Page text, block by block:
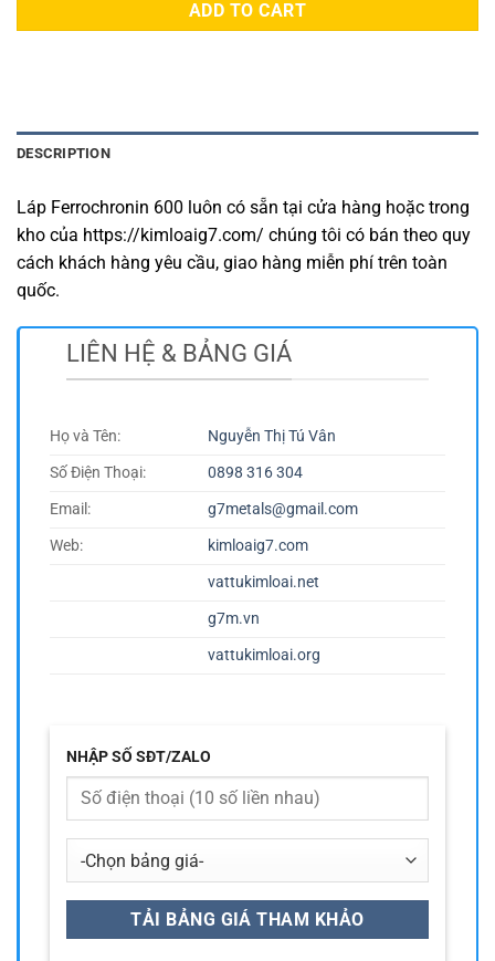
ADD TO CART
DESCRIPTION
Láp Ferrochronin 600 luôn có sẵn tại cửa hàng hoặc trong
kho của https://kimloaig7.com/ chúng tôi có bán theo quy
cách khách hàng yêu cầu, giao hàng miễn phí trên toàn
quốc.
LIÊN HỆ & BẢNG GIÁ
Họ và Tên:
Nguyễn Thị Tú Vân
Số Điện Thoại:
0898 316 304
Email:
g7metals@gmail.com
Web:
kimloaig7.com
vattukimloai.net
g7m.vn
vattukimloai.org
NHẬP SỐ SĐT/ZALO